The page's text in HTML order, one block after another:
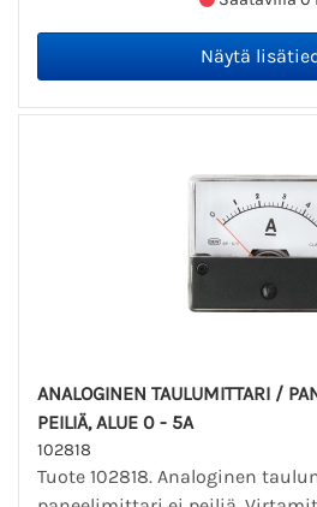
ANALOGINEN TAULUMITTARI /
PEILIÄ, ALUE 0 - 5A
102818
Tuote 102818. Analoginen